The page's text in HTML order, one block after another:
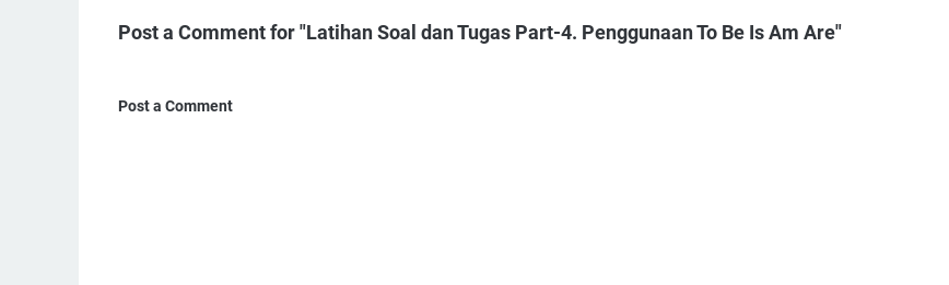
Post a Comment for "Latihan Soal dan Tugas Part-4. Penggunaan To Be Is Am Are"
Post a Comment